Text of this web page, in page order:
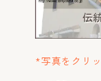
*写真をクリ